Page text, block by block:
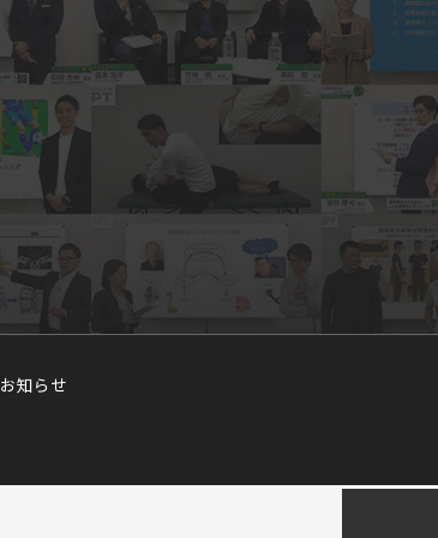
お知らせ